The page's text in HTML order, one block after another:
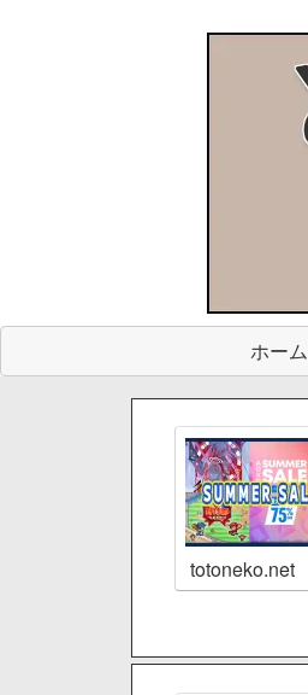
ホーム
totoneko.net